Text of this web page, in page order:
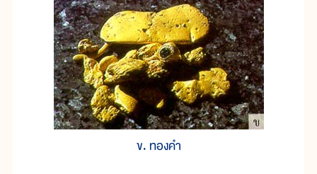
ข. ทองคำ